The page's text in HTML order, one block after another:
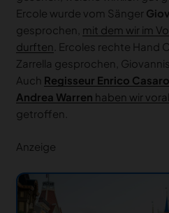
Ercole wurde vom Sänger
gesprochen, mit dem wir im
durften . Ercoles rechte
Zarrella gesprochen,
Auch Regisseur Enrico
Andrea Warren haben wir
getroffen.
Anzeige